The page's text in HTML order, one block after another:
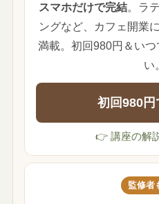
スマホだけで完結。ラ
ングなど、カフェ開業
満載。初回980円＆い
い。
初回980円
👉 講座の解
監修者